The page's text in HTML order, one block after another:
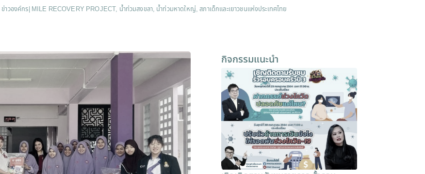
ข่าวองค์กร| MILE RECOVERY PROJECT, น้ำท่วมสงขลา, น้ำท่วมหาดใหญ่,สภาเด็กและเยาวชนแห่งประเทศไทย
กิจกรรมแนะนำ